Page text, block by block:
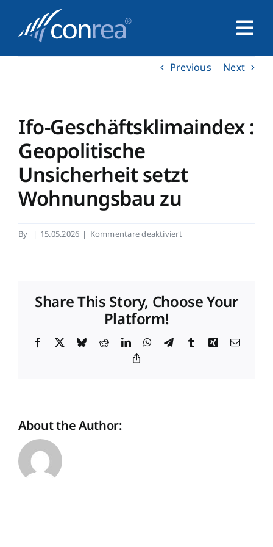
content
Unternehmen
Service
Leistungen
Kontakt
Previous Next
Ifo-Geschäftsklimaindex :
Geopolitische
Unsicherheit setzt
Wohnungsbau zu
By | 15.05.2026 | Kommentare deaktiviertfür
Unsicherheit
zu
Share This Story, Choose Your
Platform!
Facebook BlueskyRedditLinkedInWhatsApp
TelegramTumblrXing Email
About the Author: